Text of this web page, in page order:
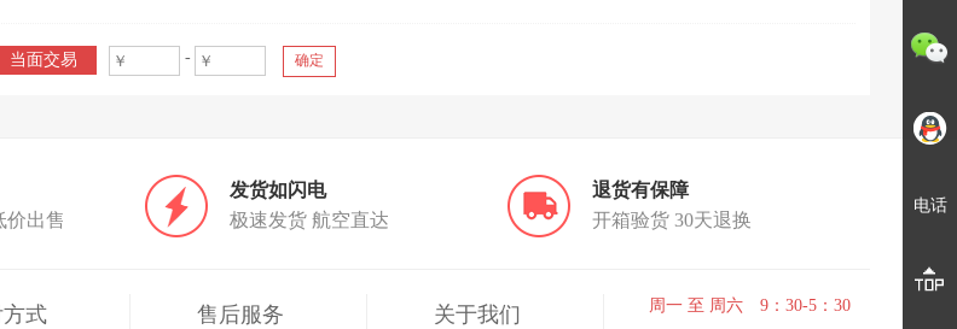
当面交易 - 确定
电话
价出售
发货如闪电
极速发货 航空直达
退货有保障
开箱验货 30天退换
式 售后服务 关于我们 周一 至 周六 9：30-5：30